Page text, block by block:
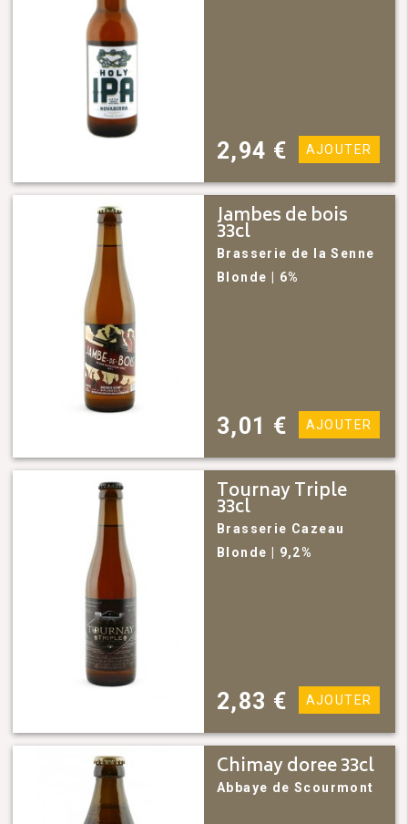
2,94 € AJOUTER
Jambes de bois
33cl
Brasserie de la Senne
Blonde
| 6%
3,01 € AJOUTER
Tournay Triple
33cl
Brasserie Cazeau
Blonde
| 9,2%
2,83 € AJOUTER
Chimay doree 33cl
Abbaye de Scourmont